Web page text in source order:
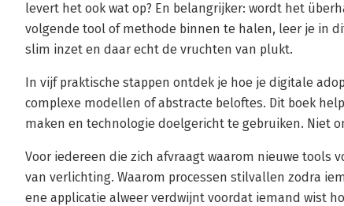
levert het ook wat op? En belangrijker: wordt het
volgende tool of methode binnen te halen, leer je in
slim inzet en daar echt de vruchten van plukt.
In vijf praktische stappen ontdek je hoe je digitale
complexe modellen of abstracte beloftes. Dit boek
maken en technologie doelgericht te gebruiken. Niet
Voor iedereen die zich afvraagt waarom nieuwe tools
van verlichting. Waarom processen stilvallen zodra
ene applicatie alweer verdwijnt voordat iemand wist